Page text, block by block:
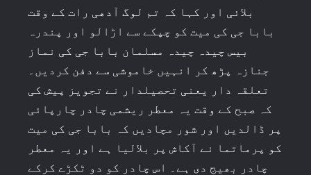
بلائی اور کہا کہ تم لوگ آدھی رات کے وقت
بابا جی کی میت کو چپکے سے اڑالو اور پندرہ
بیس چیدہ چیدہ مسلمان بابا جی کی نماز
جنازہ پڑھ کر انہیں خاموشی سے دفن کردیں۔
تعلقہ دار یعنی تحصیلدار نے تجویز پیش کی
کہ صبح کے وقت یہ معطر ریشمی چادر چارپائی
پر ڈالدیں اور شور مچادیں کہ بابا جی کی میت
کو پرماتما نے آکاش پر بلالیا ہے اور یہ معطر
چادر بھیج دی ہے۔ اس چادر کو دو ٹکڑے کرکے